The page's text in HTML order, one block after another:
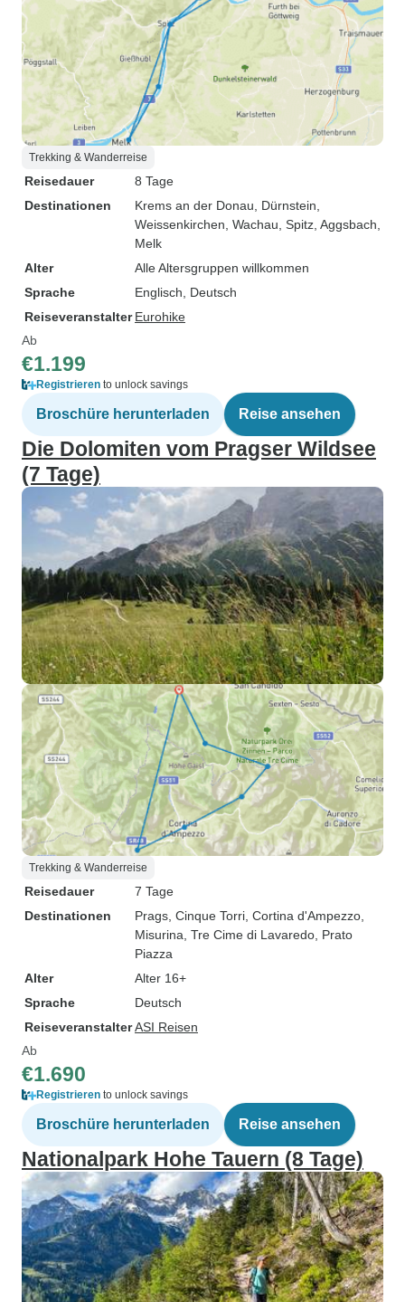
Trekking & Wanderreise
Reisedauer
8 Tage
Destinationen
Krems an der Donau , Dürnstein
Weissenkirchen , Wachau , Spitz , Aggsbach
Melk
Alter
Alle Altersgruppen willkommen
Sprache
Englisch, Deutsch
Reiseveranstalter Eurohike
Ab
€1.199
Registrieren to unlock savings
Broschüre herunterladen Reise ansehen
Die Dolomiten vom Pragser Wildsee
(7 Tage)
Trekking & Wanderreise
Reisedauer
7 Tage
Destinationen
Prags , Cinque Torri , Cortina d'Ampezzo
Misurina , Tre Cime di Lavaredo , Prato
Piazza
Alter
Alter 16+
Sprache
Deutsch
ReiseveranstalterASI Reisen
Ab
€1.690
Registrieren to unlock savings
Broschüre herunterladen Reise ansehen
Nationalpark Hohe Tauern (8 Tage)